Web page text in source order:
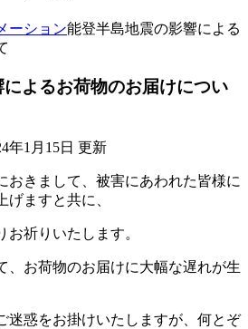
ーション能登半島地震の影響による
よるお荷物のお届けについ
年1月15日 更新
おきまして、被害にあわれた皆様に
ますと共に、
祈りいたします。
、お荷物のお届けに大幅な遅れが生
迷惑をお掛けいたしますが、何とぞ